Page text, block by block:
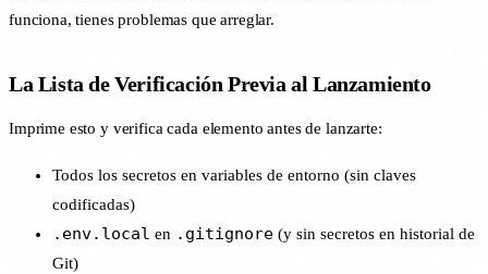
funciona, tienes problemas que arreglar.
La Lista de Verificación Previa al Lanzamiento
Imprime esto y verifica cada elemento antes de lanzarte:
Todos los secretos en variables de entorno (sin claves
codificadas)
.env.local en .gitignore (y sin secretos en historial de
Git)